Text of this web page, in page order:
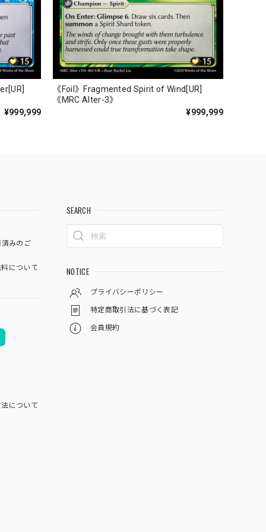
¥999,999
《Foil》Fragmented Spirit of Wind[UR]
《MRC Alter-3》
¥999,999
みのご
について
について
SEARCH
NOTICE
プライバシーポリシー
特定商取引法に基づく表記
会員規約